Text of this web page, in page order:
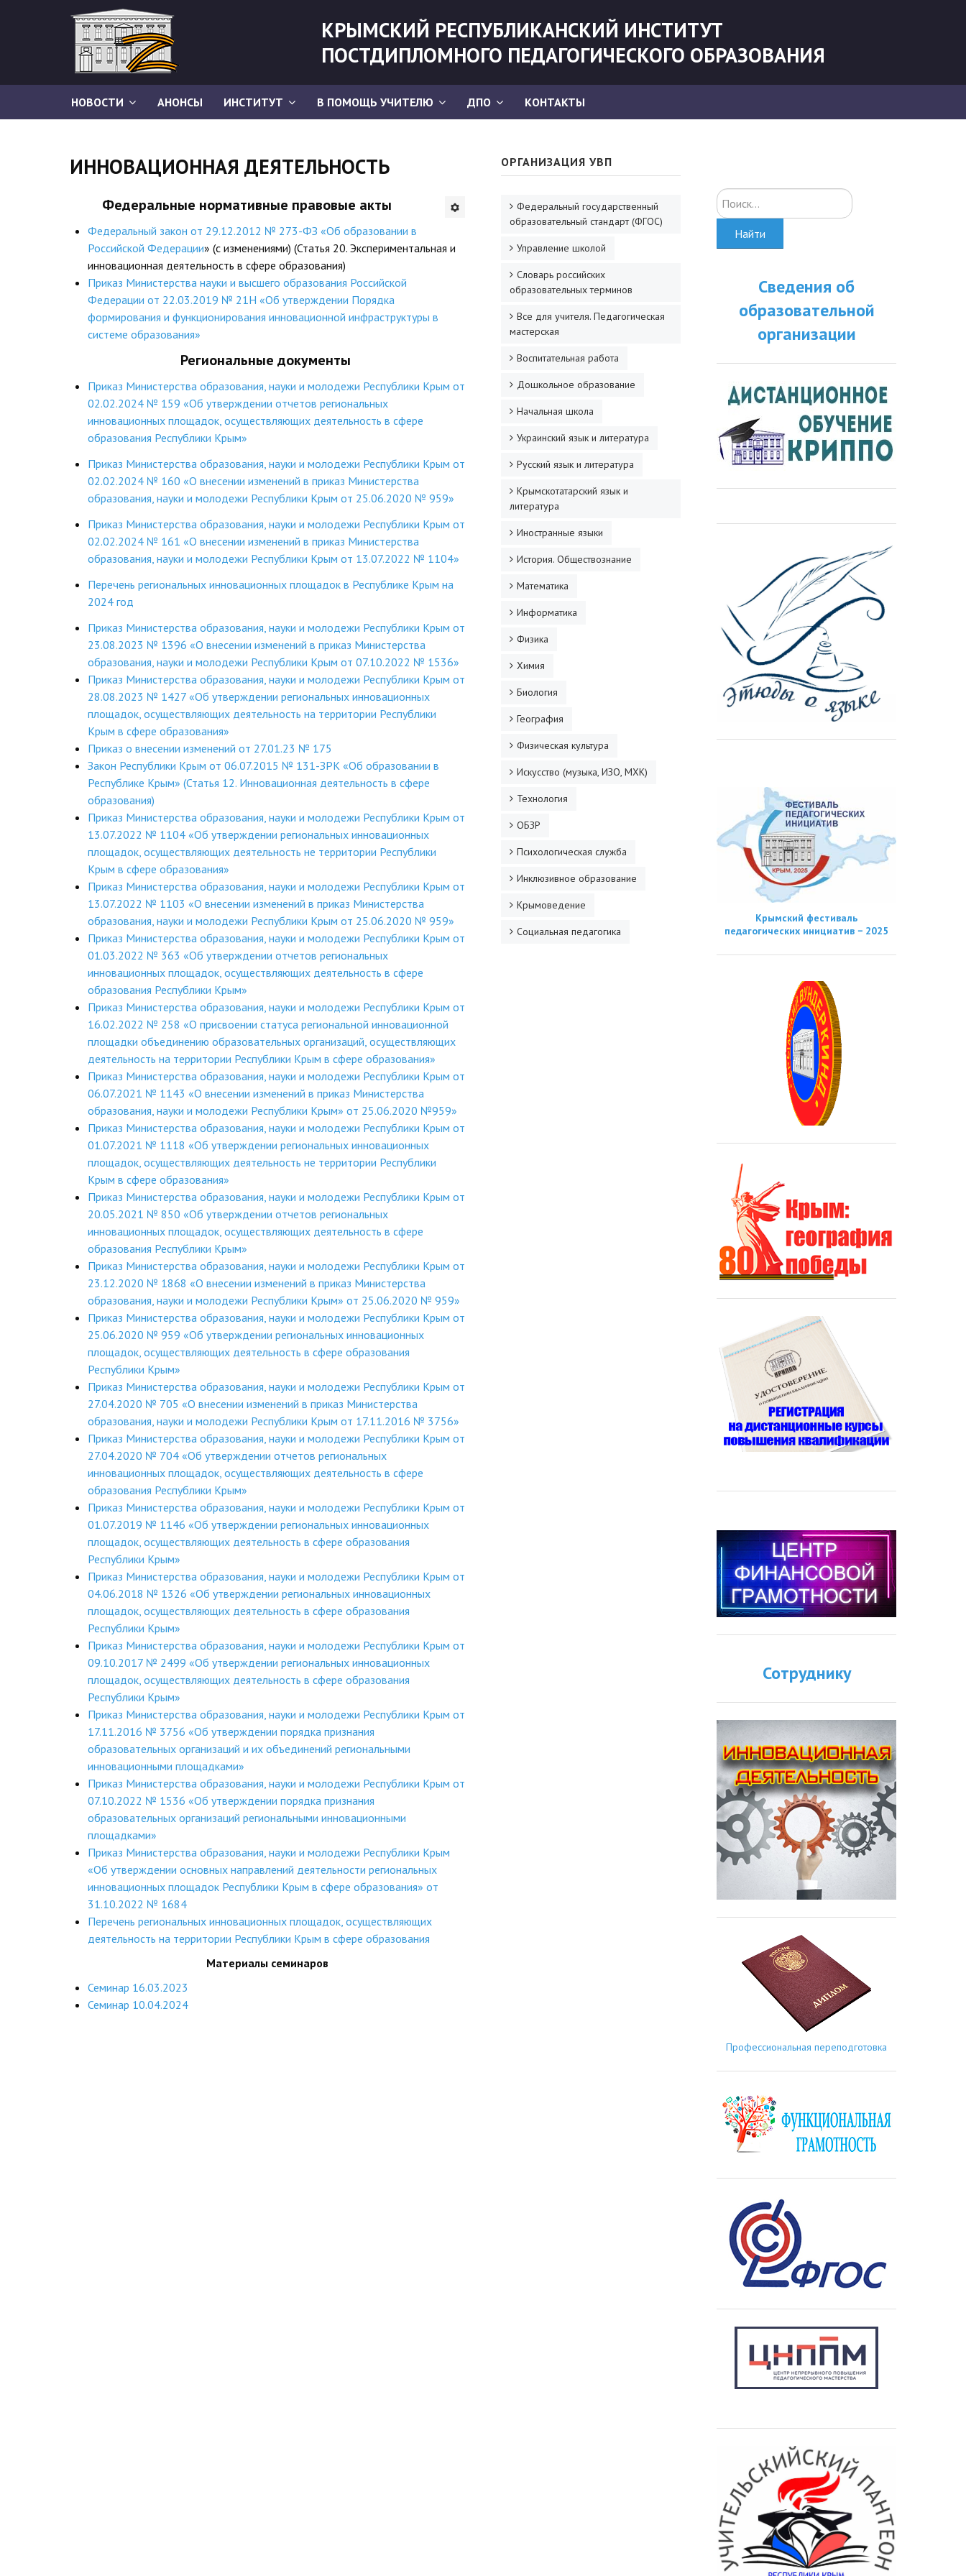
КРЫМСКИЙ РЕСПУБЛИКАНСКИЙ ИНСТИТУТ
ПОСТДИПЛОМНОГО ПЕДАГОГИЧЕСКОГО ОБРАЗОВАНИЯ
НОВОСТИ АНОНСЫ ИНСТИТУТ В ПОМОЩЬ УЧИТЕЛЮ ДПО КОНТАКТЫ
ИННОВАЦИОННАЯ ДЕЯТЕЛЬНОСТЬ
Федеральные нормативные правовые акты
Федеральный закон от 29.12.2012 № 273-ФЗ «Об образовании в
Российской Федерации» (с изменениями) (Статья 20. Экспериментальная и
инновационная деятельность в сфере образования)
Приказ Министерства науки и высшего образования Российской
Федерации от 22.03.2019 № 21Н «Об утверждении Порядка
формирования и функционирования инновационной инфраструктуры в
системе образования»
Региональные документы
Приказ Министерства образования, науки и молодежи Республики Крым от
02.02.2024 № 159 «Об утверждении отчетов региональных
инновационных площадок, осуществляющих деятельность в сфере
образования Республики Крым»
Приказ Министерства образования, науки и молодежи Республики Крым от
02.02.2024 № 160 «О внесении изменений в приказ Министерства
образования, науки и молодежи Республики Крым от 25.06.2020 № 959»
Приказ Министерства образования, науки и молодежи Республики Крым от
02.02.2024 № 161 «О внесении изменений в приказ Министерства
образования, науки и молодежи Республики Крым от 13.07.2022 № 1104»
Перечень региональных инновационных площадок в Республике Крым на
2024 год
Приказ Министерства образования, науки и молодежи Республики Крым от
23.08.2023 № 1396 «О внесении изменений в приказ Министерства
образования, науки и молодежи Республики Крым от 07.10.2022 № 1536»
Приказ Министерства образования, науки и молодежи Республики Крым от
28.08.2023 № 1427 «Об утверждении региональных инновационных
площадок, осуществляющих деятельность на территории Республики
Крым в сфере образования»
Приказ о внесении изменений от 27.01.23 № 175
Закон Республики Крым от 06.07.2015 № 131-ЗРК «Об образовании в
Республике Крым» (Статья 12. Инновационная деятельность в сфере
образования)
Приказ Министерства образования, науки и молодежи Республики Крым от
13.07.2022 № 1104 «Об утверждении региональных инновационных
площадок, осуществляющих деятельность не территории Республики
Крым в сфере образования»
Приказ Министерства образования, науки и молодежи Республики Крым от
13.07.2022 № 1103 «О внесении изменений в приказ Министерства
образования, науки и молодежи Республики Крым от 25.06.2020 № 959»
Приказ Министерства образования, науки и молодежи Республики Крым от
01.03.2022 № 363 «Об утверждении отчетов региональных
инновационных площадок, осуществляющих деятельность в сфере
образования Республики Крым»
Приказ Министерства образования, науки и молодежи Республики Крым от
16.02.2022 № 258 «О присвоении статуса региональной инновационной
площадки объединению образовательных организаций, осуществляющих
деятельность на территории Республики Крым в сфере образования»
Приказ Министерства образования, науки и молодежи Республики Крым от
06.07.2021 № 1143 «О внесении изменений в приказ Министерства
образования, науки и молодежи Республики Крым» от 25.06.2020 №959»
Приказ Министерства образования, науки и молодежи Республики Крым от
01.07.2021 № 1118 «Об утверждении региональных инновационных
площадок, осуществляющих деятельность не территории Республики
Крым в сфере образования»
Приказ Министерства образования, науки и молодежи Республики Крым от
20.05.2021 № 850 «Об утверждении отчетов региональных
инновационных площадок, осуществляющих деятельность в сфере
образования Республики Крым»
Приказ Министерства образования, науки и молодежи Республики Крым от
23.12.2020 № 1868 «О внесении изменений в приказ Министерства
образования, науки и молодежи Республики Крым» от 25.06.2020 № 959»
Приказ Министерства образования, науки и молодежи Республики Крым от
25.06.2020 № 959 «Об утверждении региональных инновационных
площадок, осуществляющих деятельность в сфере образования
Республики Крым»
Приказ Министерства образования, науки и молодежи Республики Крым от
27.04.2020 № 705 «О внесении изменений в приказ Министерства
образования, науки и молодежи Республики Крым от 17.11.2016 № 3756»
Приказ Министерства образования, науки и молодежи Республики Крым от
27.04.2020 № 704 «Об утверждении отчетов региональных
инновационных площадок, осуществляющих деятельность в сфере
образования Республики Крым»
Приказ Министерства образования, науки и молодежи Республики Крым от
01.07.2019 № 1146 «Об утверждении региональных инновационных
площадок, осуществляющих деятельность в сфере образования
Республики Крым»
Приказ Министерства образования, науки и молодежи Республики Крым от
04.06.2018 № 1326 «Об утверждении региональных инновационных
площадок, осуществляющих деятельность в сфере образования
Республики Крым»
Приказ Министерства образования, науки и молодежи Республики Крым от
09.10.2017 № 2499 «Об утверждении региональных инновационных
площадок, осуществляющих деятельность в сфере образования
Республики Крым»
Приказ Министерства образования, науки и молодежи Республики Крым от
17.11.2016 № 3756 «Об утверждении порядка признания
образовательных организаций и их объединений региональными
инновационными площадками»
Приказ Министерства образования, науки и молодежи Республики Крым от
07.10.2022 № 1536 «Об утверждении порядка признания
образовательных организаций региональными инновационными
площадками»
Приказ Министерства образования, науки и молодежи Республики Крым
«Об утверждении основных направлений деятельности региональных
инновационных площадок Республики Крым в сфере образования» от
31.10.2022 № 1684
Перечень региональных инновационных площадок, осуществляющих
деятельность на территории Республики Крым в сфере образования
Материалы семинаров
Семинар 16.03.2023
Семинар 10.04.2024
ОРГАНИЗАЦИЯ УВП
Федеральный государственный
образовательный стандарт (ФГОС)
Управление школой
Словарь российских
образовательных терминов
Все для учителя. Педагогическая
мастерская
Воспитательная работа
Дошкольное образование
Начальная школа
Украинский язык и литература
Русский язык и литература
Крымскотатарский язык и
литература
Иностранные языки
История. Обществознание
Математика
Информатика
Физика
Химия
Биология
География
Физическая культура
Искусство (музыка, ИЗО, МХК)
Технология
ОБЗР
Психологическая служба
Инклюзивное образование
Крымоведение
Социальная педагогика
Искать...
Найти
Сведения об
образовательной
организации
Крымский фестиваль
педагогических инициатив − 2025
Сотруднику
Профессиональная переподготовка